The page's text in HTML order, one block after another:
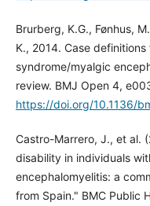
Brurberg, K.G., Fønhus,
K., 2014. Case
syndrome/myalgic
review. BMJ Open 4,
https://doi.org/10.1136/
Castro-Marrero, J., et al.
disability in individuals
encephalomyelitis: a
from Spain." BMC Public